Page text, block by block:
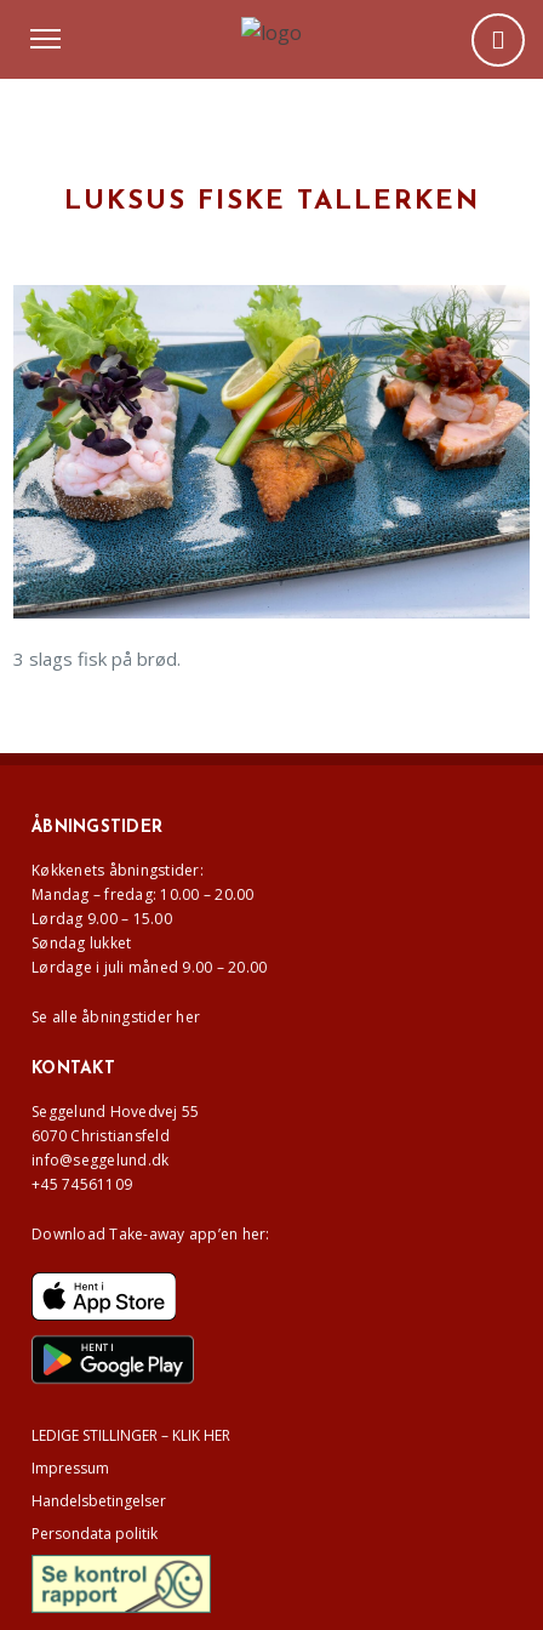
LUKSUS FISKE TALLERKEN
3 slags fisk på brød.
ÅBNINGSTIDER
Køkkenets åbningstider:
Mandag – fredag: 10.00 – 20.00
Lørdag 9.00 – 15.00
Søndag lukket
Lørdage i juli måned 9.00 – 20.00
Se alle åbningstider her
KONTAKT
Seggelund Hovedvej 55
6070 Christiansfeld
info@seggelund.dk
+45 74561109
Download Take-away app’en her:
LEDIGE STILLINGER – KLIK HER
Impressum
Handelsbetingelser
Persondata politik